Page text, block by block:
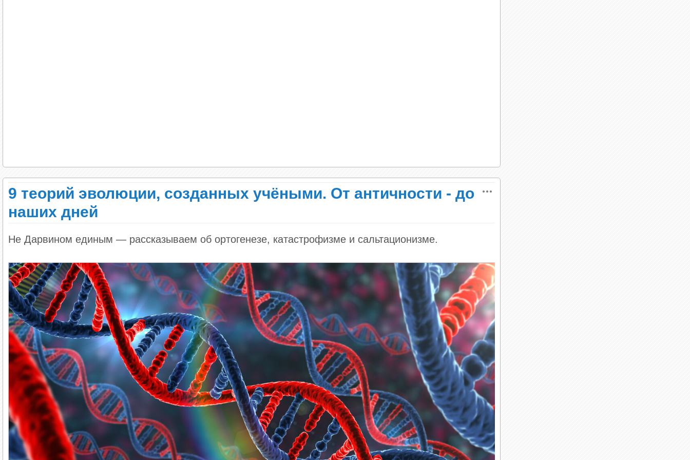
Тем не менее какими бы ни были изначальные химические процессы и комбинации, приведшие к
появлению живых молекул, мы можем быть уверены, что после возникновения жизни её
9 теорий эволюции, созданных учёными. От античности - до
наших дней
Не Дарвином единым — рассказываем об ортогенезе, катастрофизме и сальтационизме.